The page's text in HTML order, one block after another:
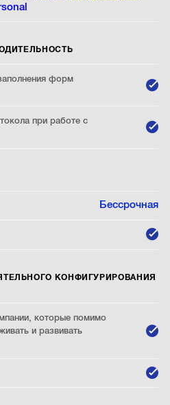
форм
при работе с
Бессрочная
КОНФИГУРИРОВАНИЯ
которые помимо
и развивать